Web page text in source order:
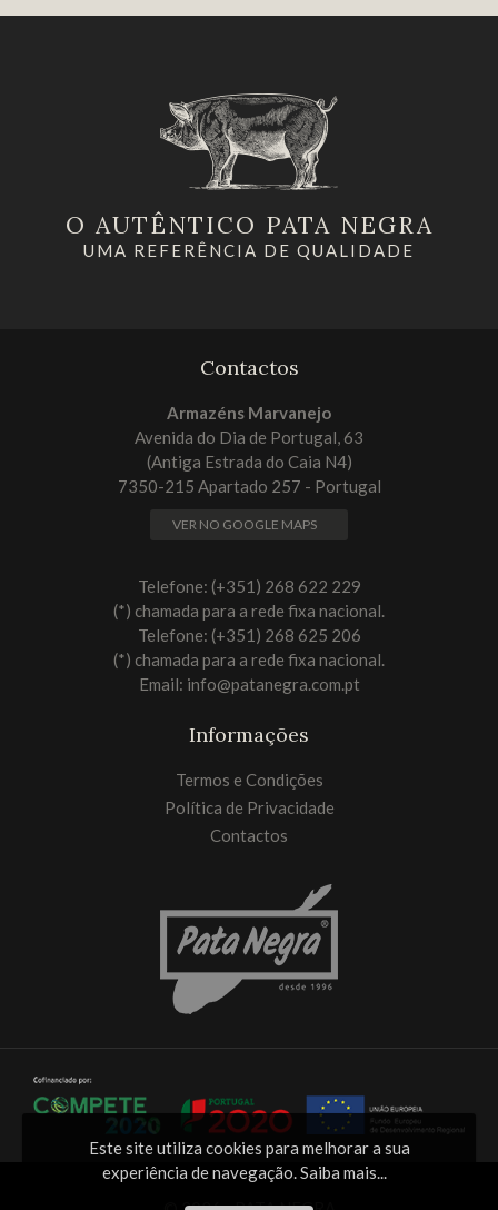
O AUTÊNTICO PATA NEGRA
UMA REFERÊNCIA DE QUALIDADE
Contactos
Armazéns Marvanejo
Avenida do Dia de Portugal, 63
(Antiga Estrada do Caia N4)
7350-215 Apartado 257 - Portugal
VER NO GOOGLE MAPS
Telefone: (+351) 268 622 229
(*) chamada para a rede fixa nacional.
Telefone: (+351) 268 625 206
(*) chamada para a rede fixa nacional.
Email: info@patanegra.com.pt
Informações
Termos e Condições
Política de Privacidade
Contactos
Este site utiliza cookies para melhorar a sua
experiência de navegação.Saiba mais...